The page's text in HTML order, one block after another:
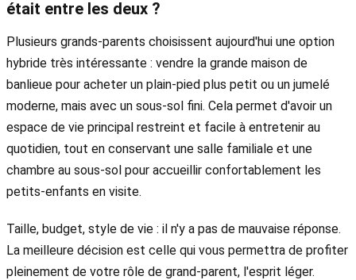
était entre les deux ?
Plusieurs grands-parents choisissent aujourd'hui une option
hybride très intéressante : vendre la grande maison de
banlieue pour acheter un plain-pied plus petit ou un jumelé
moderne, mais avec un sous-sol fini. Cela permet d'avoir un
espace de vie principal restreint et facile à entretenir au
quotidien, tout en conservant une salle familiale et une
chambre au sous-sol pour accueillir confortablement les
petits-enfants en visite.
Taille, budget, style de vie : il n'y a pas de mauvaise réponse.
La meilleure décision est celle qui vous permettra de profiter
pleinement de votre rôle de grand-parent, l'esprit léger.